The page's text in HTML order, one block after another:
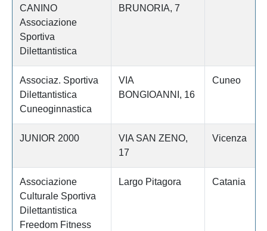
CANINO
Associazione
Sportiva
Dilettantistica
BRUNORIA, 7
Associaz. Sportiva
Dilettantistica
Cuneoginnastica
VIA
BONGIOANNI, 16
Cuneo
JUNIOR 2000
VIA SAN ZENO,
17
Vicenza
Associazione
Culturale Sportiva
Dilettantistica
Freedom Fitness
Largo Pitagora Catania